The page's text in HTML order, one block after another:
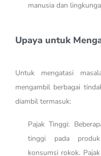
manusia dan
Upaya untuk
Untuk mengatasi
mengambil berbagai
diambil termasuk:
Pajak Tinggi:
tinggi pada
konsumsi rokok.